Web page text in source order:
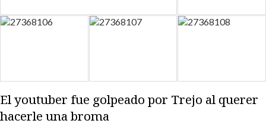
El youtuber fue golpeado por Trejo al querer
hacerle una broma